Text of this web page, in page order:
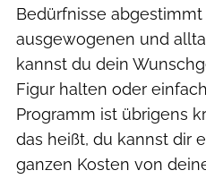
Bedürfnisse abgestimmt
ausgewogenen und
kannst du dein
Figur halten oder
Programm ist übrigens
das heißt, du kannst dir
ganzen Kosten von